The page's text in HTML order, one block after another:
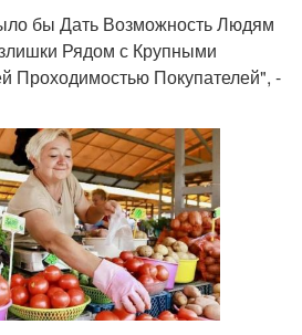
бы Дать Возможность Людям
Рядом с Крупными
Проходимостью Покупателей", -